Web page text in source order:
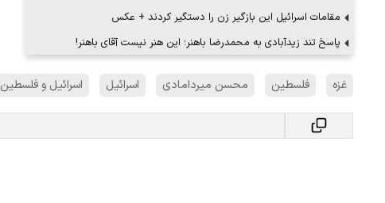
مقامات اسرائیل این بازگیر زن را دستگیر کردند + عکس
پاسخ تند زیدآبادی به محمدرضا باهنر؛ این هنر نیست آقای باهنر!
غزه فلسطین محسن میردامادی اسرائیل اسرائیل و فلسطین